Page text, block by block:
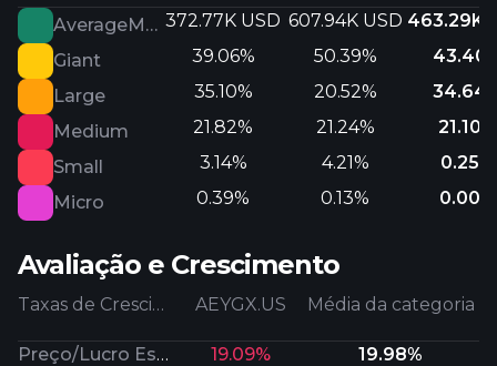
AverageMarketCap 372.77K USD 607.94K USD 463.29K
Giant
39.06% 50.39%
Large
35.10% 20.52%
Medium
21.82% 21.24%
21.10%
Small
3.14% 4.21%
0.25%
Micro
0.39% 0.13% 0.00%
Avaliação e Crescimento
Taxas de Crescimento AEYGX.US Média da categoria
Preço/Lucro Esperado 19.09%
19.98%